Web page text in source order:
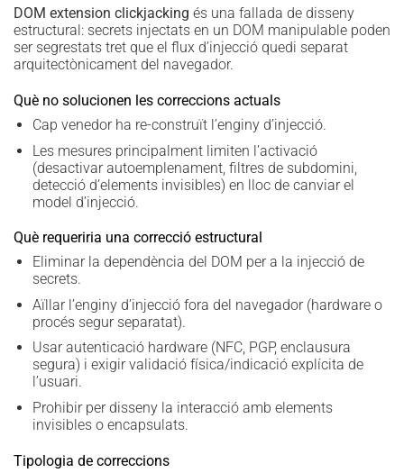
DOM extension clickjacking és una fallada de disseny
estructural: secrets injectats en un DOM manipulable poden
ser segrestats tret que el flux d’injecció quedi separat
arquitectònicament del navegador.
Què no solucionen les correccions actuals
Cap venedor ha re-construït l’enginy d’injecció.
Les mesures principalment limiten l’activació
(desactivar autoemplenament, filtres de subdomini,
detecció d’elements invisibles) en lloc de canviar el
model d’injecció.
Què requeriria una correcció estructural
Eliminar la dependència del DOM per a la injecció de
secrets.
Aïllar l’enginy d’injecció fora del navegador (hardware o
procés segur separatat).
Usar autenticació hardware (NFC, PGP, enclausura
segura) i exigir validació física/indicació explícita de
l’usuari.
Prohibir per disseny la interacció amb elements
invisibles o encapsulats.
Tipologia de correccions